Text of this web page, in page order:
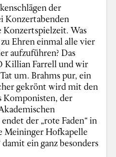
der
Konzertabenden
Konzertspielzeit. Was
Ehren einmal alle vier
aufzuführen? Das
Killian Farrell und wir
um. Brahms pur, ein
gekrönt wird mit den
Komponisten, der
der „rote Faden“ in
Meininger Hofkapelle
ein ganz besonders